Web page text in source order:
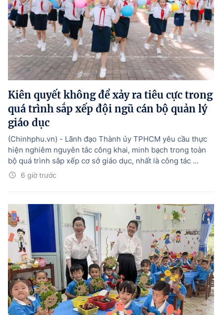
Kiên quyết không để xảy ra tiêu cực trong
quá trình sắp xếp đội ngũ cán bộ quản lý
giáo dục
6 giờ trước
(Chinhphu.vn) - Lãnh đạo Thành ủy TPHCM yêu cầu thực
hiện nghiêm nguyên tắc công khai, minh bạch trong toàn
bộ quá trình sắp xếp cơ sở giáo dục, nhất là công tác ...